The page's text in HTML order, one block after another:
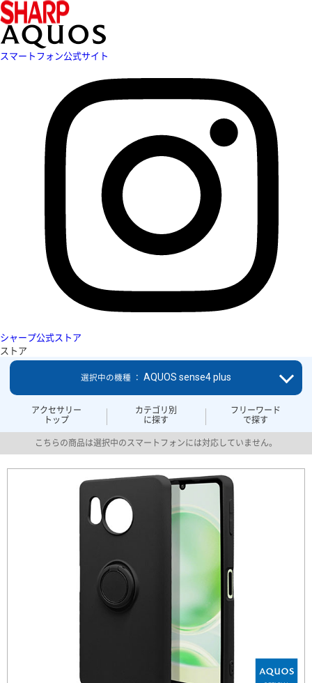
スマートフォン公式サイト
シャープ公式ストア
ストア
アクセサリー
トップ
カテゴリ別
に探す
フリーワード
で探す
選択中の機種 ： AQUOS sense4 plus
こちらの商品は選択中のスマートフォンには対応していません。